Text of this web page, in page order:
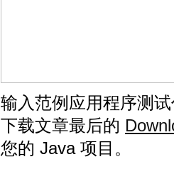
输入范例应用程序测
下载文章最后的
您的 Java 项目。